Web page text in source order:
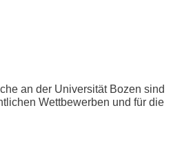
an der Universität Bozen sind
Wettbewerben und für die